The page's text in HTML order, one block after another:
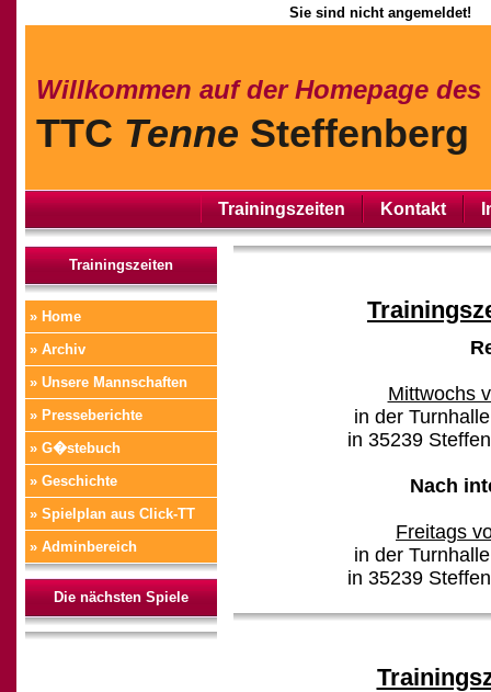
Sie sind nicht angemeldet!
Willkommen auf der Homepage des
TTC Tenne Steffenberg
Trainingszeiten Kontakt
Trainingszeiten
» Home
» Archiv
» Unsere Mannschaften
» Presseberichte
» G�stebuch
» Geschichte
» Spielplan aus Click-TT
» Adminbereich
Die nächsten Spiele
Mittwochs
in der
in 35239
Nach
Freitags
in der
in 35239